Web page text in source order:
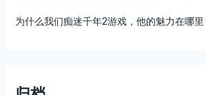
为什么我们痴迷千年2游戏，他的魅力在哪里